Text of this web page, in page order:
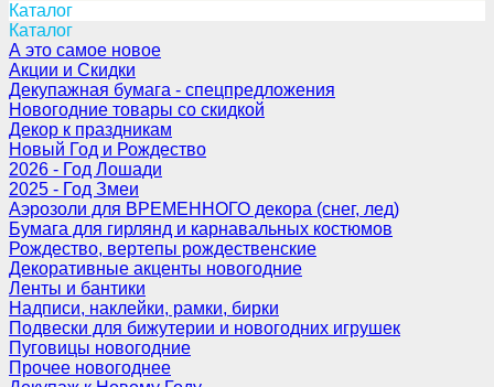
Каталог
Каталог
А это самое новое
Акции и Скидки
Декупажная бумага - спецпредложения
Новогодние товары со скидкой
Декор к праздникам
Новый Год и Рождество
2026 - Год Лошади
2025 - Год Змеи
Аэрозоли для ВРЕМЕННОГО декора (снег, лед)
Бумага для гирлянд и карнавальных костюмов
Рождество, вертепы рождественские
Декоративные акценты новогодние
Ленты и бантики
Надписи, наклейки, рамки, бирки
Подвески для бижутерии и новогодних игрушек
Пуговицы новогодние
Прочее новогоднее